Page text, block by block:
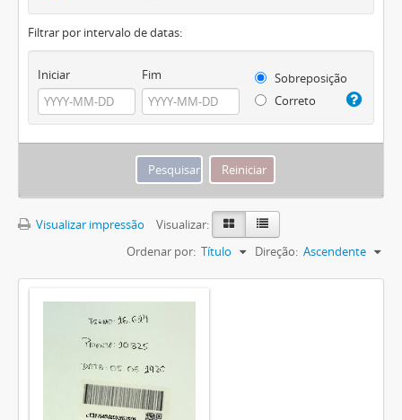
Filtrar por intervalo de datas:
Iniciar Fim
Sobreposição
Correto
Visualizar impressão
Visualizar:
Ordenar por: Título Direção: Ascendente